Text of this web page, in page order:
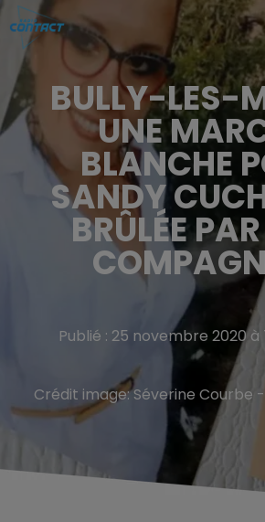
BULLY-LES-
UNE
BLANCHE
SANDY
BRÛLÉE
Publié : 25 novembre 2020 à
Crédit image:Séverine Courbe